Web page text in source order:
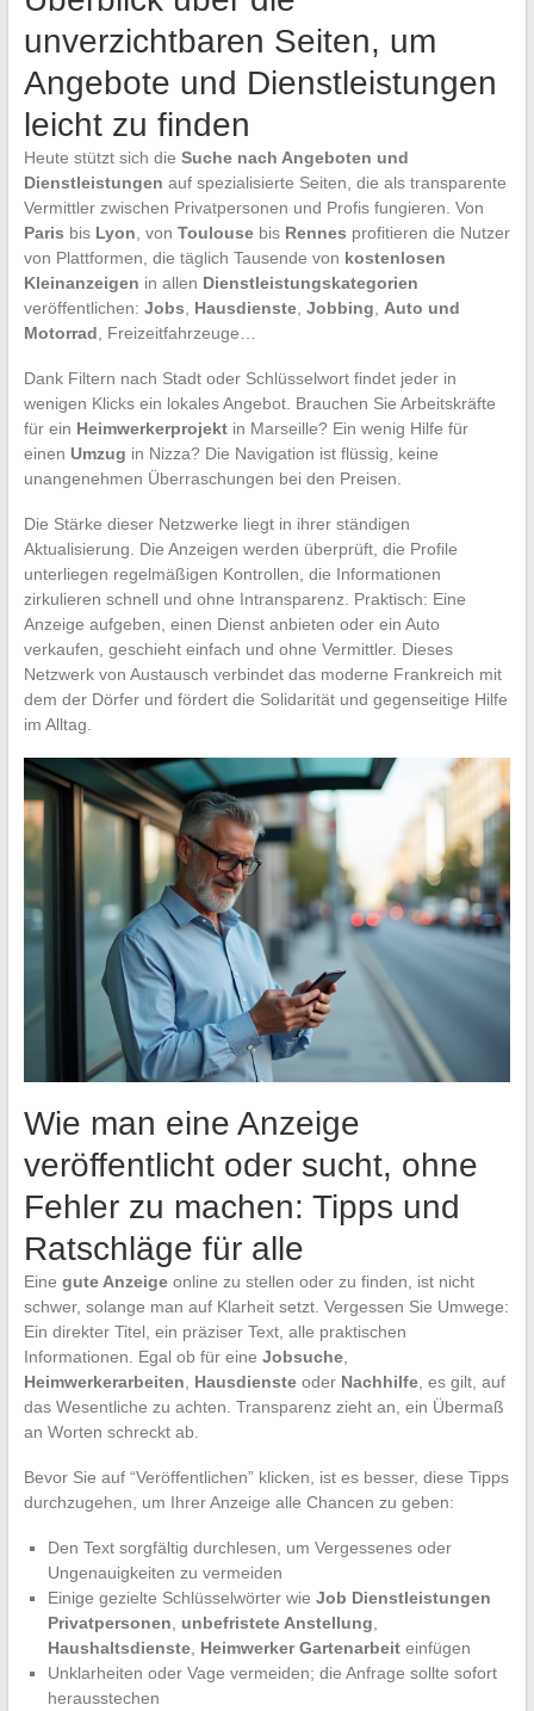
unverzichtbaren Seiten, um
Angebote und Dienstleistungen
leicht zu finden
Heute stützt sich die Suche nach Angeboten und
Dienstleistungen auf spezialisierte Seiten, die als transparente
Vermittler zwischen Privatpersonen und Profis fungieren. Von
Paris bis Lyon , von Toulousebis Rennes profitieren die Nutzer
von Plattformen, die täglich Tausende von kostenlosen
Kleinanzeigen in allen Dienstleistungskategorien
veröffentlichen: Jobs Hausdienste, Jobbing
Auto und
Motorrad , Freizeitfahrzeuge…
Dank Filtern nach Stadt oder Schlüsselwort findet jeder in
wenigen Klicks ein lokales Angebot. Brauchen Sie Arbeitskräfte
für ein Heimwerkerprojektin Marseille? Ein wenig Hilfe für
einen Umzug in Nizza? Die Navigation ist flüssig, keine
unangenehmen Überraschungen bei den Preisen.
Die Stärke dieser Netzwerke liegt in ihrer ständigen
Aktualisierung. Die Anzeigen werden überprüft, die Profile
unterliegen regelmäßigen Kontrollen, die Informationen
zirkulieren schnell und ohne Intransparenz. Praktisch: Eine
Anzeige aufgeben, einen Dienst anbieten oder ein Auto
verkaufen, geschieht einfach und ohne Vermittler. Dieses
Netzwerk von Austausch verbindet das moderne Frankreich mit
dem der Dörfer und fördert die Solidarität und gegenseitige Hilfe
im Alltag.
Wie man eine Anzeige
veröffentlicht oder sucht, ohne
Fehler zu machen: Tipps und
Ratschläge für alle
Eine gute Anzeigeonline zu stellen oder zu finden, ist nicht
schwer, solange man auf Klarheit setzt. Vergessen Sie Umwege:
Ein direkter Titel, ein präziser Text, alle praktischen
Informationen. Egal ob für eine Jobsuche,
Heimwerkerarbeiten
Hausdiensteoder Nachhilfe, es gilt, auf
das Wesentliche zu achten. Transparenz zieht an, ein Übermaß
an Worten schreckt ab.
Bevor Sie auf “Veröffentlichen” klicken, ist es besser, diese Tipps
durchzugehen, um Ihrer Anzeige alle Chancen zu geben:
Den Text sorgfältig durchlesen, um Vergessenes oder
Ungenauigkeiten zu vermeiden
Einige gezielte Schlüsselwörter wie Job Dienstleistungen
Privatpersonen
unbefristete Anstellung
Haushaltsdienste, Heimwerker Gartenarbeiteinfügen
Unklarheiten oder Vage vermeiden; die Anfrage sollte sofort
herausstechen